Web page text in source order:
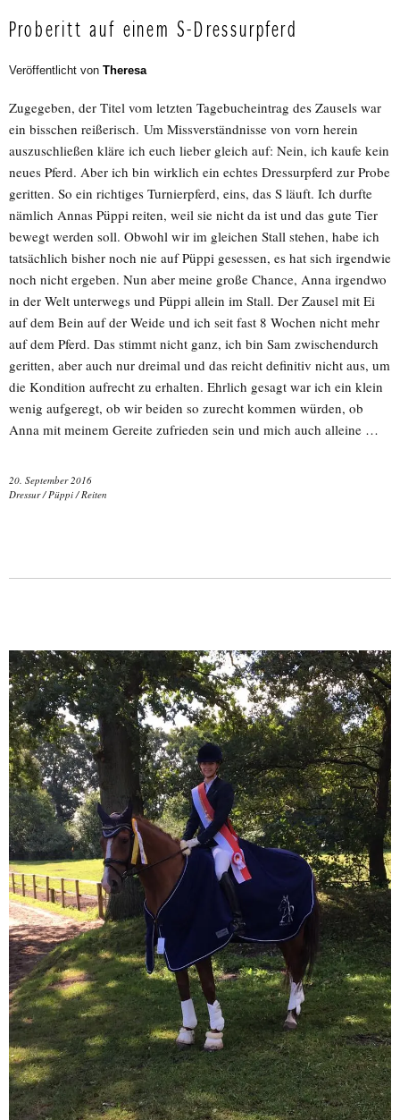
Proberitt auf einem S-Dressurpferd
Veröffentlicht von Theresa
Zugegeben, der Titel vom letzten Tagebucheintrag des Zausels war
ein bisschen reißerisch. Um Missverständnisse von vorn herein
auszuschließen kläre ich euch lieber gleich auf: Nein, ich kaufe kein
neues Pferd. Aber ich bin wirklich ein echtes Dressurpferd zur Probe
geritten. So ein richtiges Turnierpferd, eins, das S läuft. Ich durfte
nämlich Annas Püppi reiten, weil sie nicht da ist und das gute Tier
bewegt werden soll. Obwohl wir im gleichen Stall stehen, habe ich
tatsächlich bisher noch nie auf Püppi gesessen, es hat sich irgendwie
noch nicht ergeben. Nun aber meine große Chance, Anna irgendwo
in der Welt unterwegs und Püppi allein im Stall. Der Zausel mit Ei
auf dem Bein auf der Weide und ich seit fast 8 Wochen nicht mehr
auf dem Pferd. Das stimmt nicht ganz, ich bin Sam zwischendurch
geritten, aber auch nur dreimal und das reicht definitiv nicht aus, um
die Kondition aufrecht zu erhalten. Ehrlich gesagt war ich ein klein
wenig aufgeregt, ob wir beiden so zurecht kommen würden, ob
Anna mit meinem Gereite zufrieden sein und mich auch alleine …
20. September 2016
Dressur/ Püppi /Reiten